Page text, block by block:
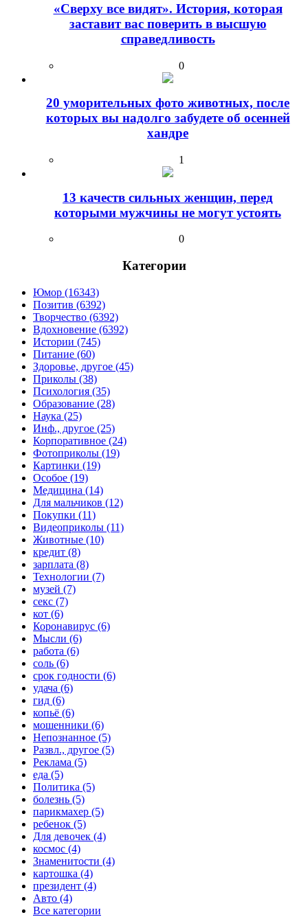
«Сверху все видят». История, которая
заставит вас поверить в высшую
справедливость
0
20 уморительных фото животных, после
которых вы надолго забудете об осенней
хандре
1
13 качеств сильных женщин, перед
которыми мужчины не могут устоять
0
Категории
Юмор (16343)
Позитив (6392)
Творчество (6392)
Вдохновение (6392)
Истории (745)
Питание (60)
Здоровье, другое (45)
Приколы (38)
Психология (35)
Образование (28)
Наука (25)
Инф., другое (25)
Корпоративное (24)
Фотоприколы (19)
Картинки (19)
Особое (19)
Медицина (14)
Для мальчиков (12)
Покупки (11)
Видеоприколы (11)
Животные (10)
кредит (8)
зарплата (8)
Технологии (7)
музей (7)
секс (7)
кот (6)
Коронавирус (6)
Мысли (6)
работа (6)
соль (6)
срок годности (6)
удача (6)
гид (6)
копьё (6)
мошенники (6)
Непознанное (5)
Развл., другое (5)
Реклама (5)
еда (5)
Политика (5)
болезнь (5)
парикмахер (5)
ребенок (5)
Для девочек (4)
космос (4)
Знаменитости (4)
картошка (4)
президент (4)
Авто (4)
Все категории